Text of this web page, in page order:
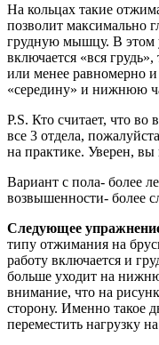
На кольцах такие
позволит максимально
грудную мышцу. В этом
включается «вся грудь»,
или менее равномерно
«середину» и нижнюю
P.S. Кто считает, что во
все 3 отдела,
на практике. Уверен, вы
Вариант с пола- более
возвышенности- более
Следующее
типу отжимания на
работу включается и
больше уходит на
внимание, что на
сторону. Именно такое
переместить нагрузку